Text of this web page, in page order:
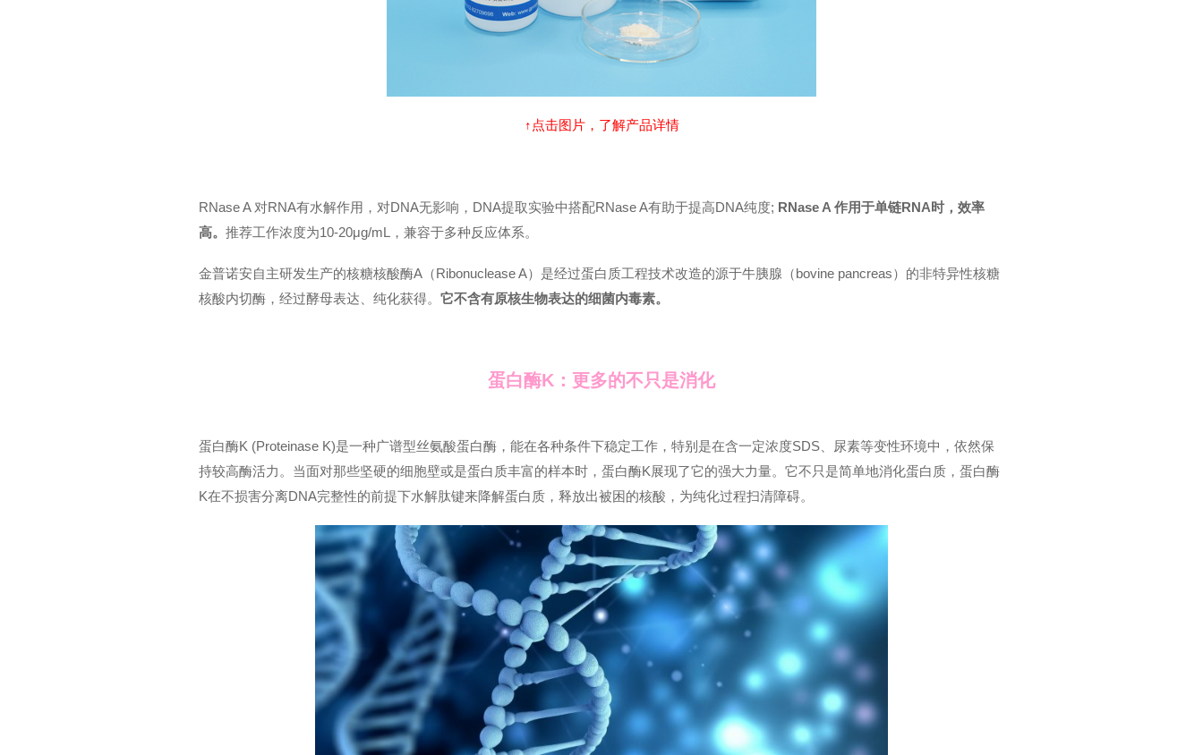
↑点击图片，了解产品详情
RNase A 对RNA有水解作用，对DNA无影响，DNA提取实验中搭配RNase A有助于提高DNA纯度; RNase A 作用于单链RNA时，效率
高。 推荐工作浓度为10-20μg/mL，兼容于多种反应体系。
金普诺安自主研发生产的核糖核酸酶A（Ribonuclease A）是经过蛋白质工程技术改造的源于牛胰腺（bovine pancreas）的非特异性核糖
核酸内切酶，经过酵母表达、纯化获得。 它不含有原核生物表达的细菌内毒素。
蛋白酶K：更多的不只是消化
蛋白酶K (Proteinase K)是一种广谱型丝氨酸蛋白酶，能在各种条件下稳定工作，特别是在含一定浓度SDS、尿素等变性环境中，依然保
持较高酶活力。当面对那些坚硬的细胞壁或是蛋白质丰富的样本时，蛋白酶K展现了它的强大力量。它不只是简单地消化蛋白质，蛋白酶
K在不损害分离DNA完整性的前提下水解肽键来降解蛋白质，释放出被困的核酸，为纯化过程扫清障碍。